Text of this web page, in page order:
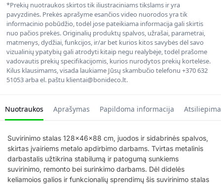
*Prekių nuotraukos skirtos tik iliustraciniams tikslams ir yra
pavyzdinės. Prekės aprašyme esančios video nuorodos yra tik
informacinio pobūdžio, todėl jose pateikiama informacija gali skirtis
nuo pačios prekės. Originalių produktų spalvos, užrašai, parametrai,
matmenys, dydžiai, funkcijos, ir/ar bet kurios kitos savybės dėl savo
vizualinių ypatybių gali atrodyti kitaip negu realybėje, todėl prašome
vadovautis prekių specifikacijomis, kurios nurodytos prekių kortelėse.
Kilus klausimams, visada laukiame Jūsų skambučio telefonu +370 632
51053 arba el. paštu klientai@bonideco.lt.
Nuotraukos Aprašymas Papildoma informacija
Suvirinimo stalas 128x46x88 cm, juodos ir sidabrinės spalvos,
skirtas įvairiems metalo apdirbimo darbams. Tvirtas metalinis
darbastalis užtikrina stabilumą ir patogumą sunkiems
suvirinimo, remonto bei surinkimo darbams. Dėl didelės
keliamoios galios ir funkcionalių sprendimų šis suvirinimo stalas